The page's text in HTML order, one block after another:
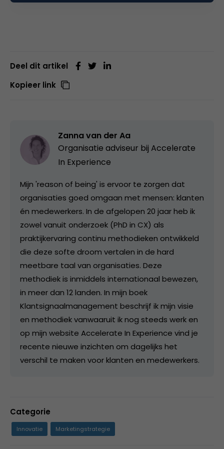
Deel dit artikel
Kopieer link
Zanna van der Aa
Organisatie adviseur bij Accelerate
In Experience
Mijn 'reason of being' is ervoor te zorgen dat
organisaties goed omgaan met mensen: klanten
én medewerkers. In de afgelopen 20 jaar heb ik
zowel vanuit onderzoek (PhD in CX) als
praktijkervaring continu methodieken ontwikkeld
die deze softe droom vertalen in de hard
meetbare taal van organisaties. Deze
methodiek is inmiddels internationaal bewezen,
in meer dan 12 landen. In mijn boek
Klantsignaalmanagement beschrijf ik mijn visie
en methodiek vanwaaruit ik nog steeds werk en
op mijn website Accelerate In Experience vind je
recente nieuwe inzichten om dagelijks het
verschil te maken voor klanten en medewerkers.
Categorie
Innovatie Marketingstrategie